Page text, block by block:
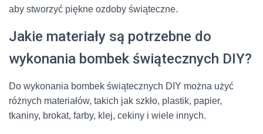
aby stworzyć piękne ozdoby świąteczne.
Jakie materiały są potrzebne do
wykonania bombek świątecznych DIY?
Do wykonania bombek świątecznych DIY można użyć
różnych materiałów, takich jak szkło, plastik, papier,
tkaniny, brokat, farby, klej, cekiny i wiele innych.